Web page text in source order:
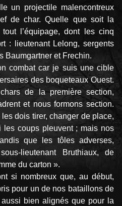
un projec­tile malencontreux
de char. Quelle que soit la
l’équi­page, dont les cinq
: lieu­tenant Lelong, sergents
Baumgartner et Frechin.
combat car je suis une cible
des boqueteaux Ouest.
de la première section,
et nous formons section.
dois tirer, changer de place,
les coups pleuvent ; mais nos
que les tôles adverses,
lieutenant Bruthiaux, de
du carton ».
si nombreux que, au début,
pour un de nos bataillons de
bien alignés que pour la